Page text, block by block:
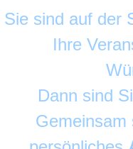
Sie sind auf der
Ihre
Dann sind
Gemeinsam